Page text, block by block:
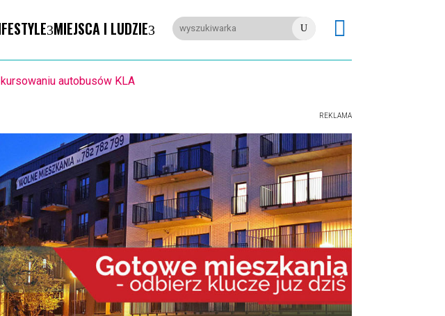
MIEJSCA I LUDZIE U 
REKLAMA